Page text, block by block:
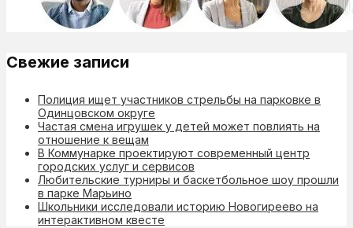
Свежие записи
Полиция ищет участников стрельбы на парковке в
Одинцовском округе
Частая смена игрушек у детей может повлиять на
отношение к вещам
В Коммунарке проектируют современный центр
городских услуг и сервисов
Любительские турниры и баскетбольное шоу прошли
в парке Марьино
Школьники исследовали историю Новогиреево на
интерактивном квесте